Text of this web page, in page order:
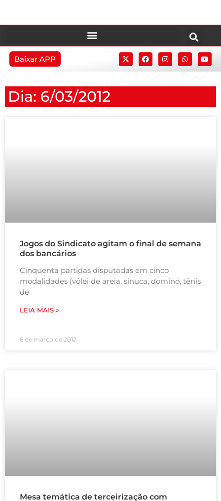
Baixar APP
Dia: 6/03/2012
Jogos do Sindicato agitam o final de semana
dos bancários
Cinquenta partidas disputadas em cinco
modalidades (vôlei de areia, sinuca, dominó, tênis
de
LEIA MAIS »
6 de março de 2012
Mesa temática de terceirização com